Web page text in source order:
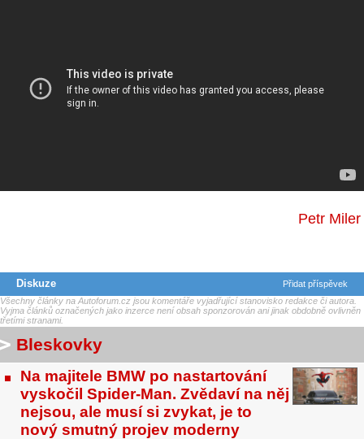
Petr Miler
Diskuze
Přidat příspěvek
Všechny články na Autoforum.cz jsou komentáře vyjadřující stanovisko redakce či autora.
Vyjma článků označených jako inzerce není obsah sponzorován ani jinak obdobně ovlivněn
třetími stranami.
Bleskovky
Na majitele BMW po nastartování
vyskočil Spider-Man. Zvědaví na něj
nejsou, ale musí si zvykat, je to
nový smutný projev moderny